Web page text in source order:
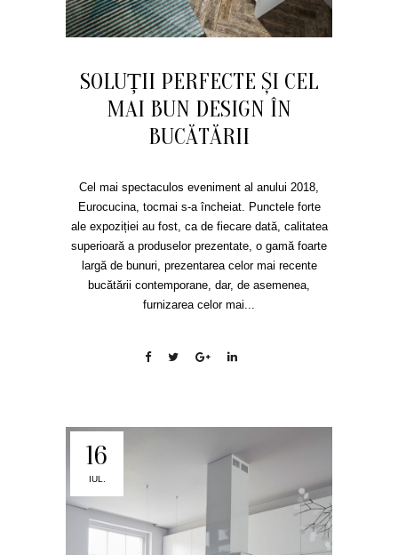
SOLUȚII PERFECTE ȘI CEL
MAI BUN DESIGN ÎN
BUCĂTĂRII
Cel mai spectaculos eveniment al anului 2018,
Eurocucina, tocmai s-a încheiat. Punctele forte
ale expoziției au fost, ca de fiecare dată, calitatea
superioară a produselor prezentate, o gamă foarte
largă de bunuri, prezentarea celor mai recente
bucătării contemporane, dar, de asemenea,
furnizarea celor mai...
16
IUL.